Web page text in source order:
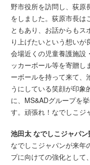
野市役所を訪問し、荻原
をしました。荻原市長は
ともあり、お話からもス
り上げたいという想い
会場近くの児童養護施設
ッカーボール等を寄贈し
ーボールを持って来て、
うにしている笑顔が印
に、MS&ADグループを
す。頑張れ！なでしこジ
池田太 なでしこジャパン
なでしこジャパンが来年
プに向けての強化として